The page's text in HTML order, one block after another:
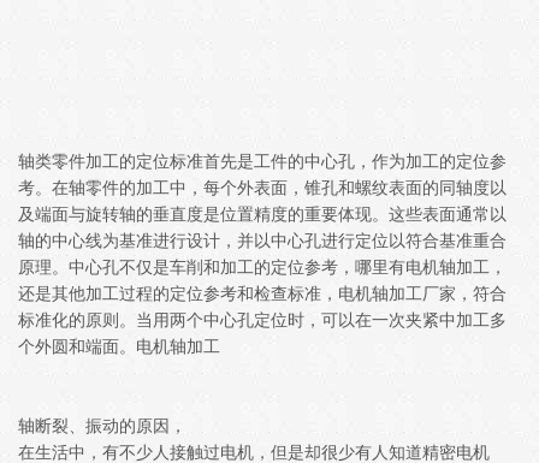
轴类零件加工的定位标准首先是工件的中心孔，作为加工的定位参
考。在轴零件的加工中，每个外表面，锥孔和螺纹表面的同轴度以
及端面与旋转轴的垂直度是位置精度的重要体现。这些表面通常以
轴的中心线为基准进行设计，并以中心孔进行定位以符合基准重合
原理。中心孔不仅是车削和加工的定位参考，哪里有电机轴加工，
还是其他加工过程的定位参考和检查标准，电机轴加工厂家，符合
标准化的原则。当用两个中心孔定位时，可以在一次夹紧中加工多
个外圆和端面。电机轴加工
轴断裂、振动的原因，
在生活中，有不少人接触过电机，但是却很少有人知道精密电机